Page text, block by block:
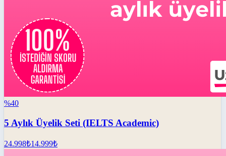
%40
5 Aylık Üyelik Seti (IELTS Academic)
24.998₺14.999₺